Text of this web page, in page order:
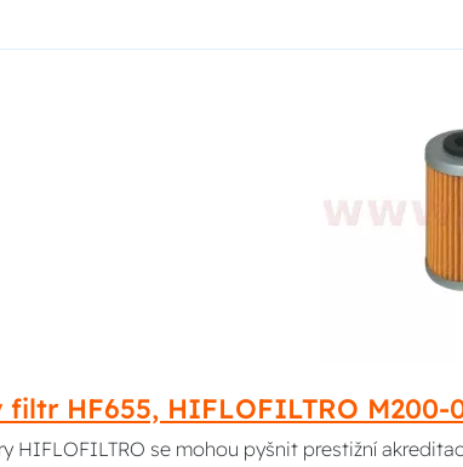
filtr HF655, HIFLOFILTRO M200-
HIFLOFILTRO se mohou pyšnit prestižní